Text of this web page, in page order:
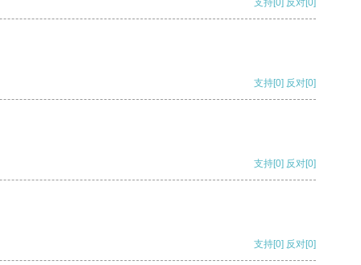
支持 [0] 反对 [0]
支持[0] 反对[0]
支持[0] 反对[0]
支持[0] 反对[0]